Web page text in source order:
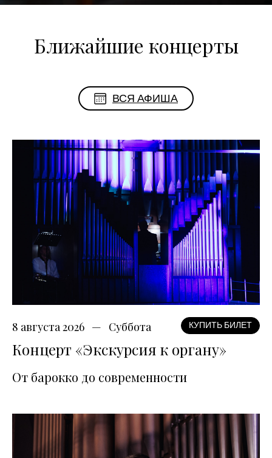
Ближайшие концерты
ВСЯ АФИША
8 августа 2026 Суббота КУПИТЬ БИЛЕТ
Концерт «Экскурсия к органу»
От барокко до современности